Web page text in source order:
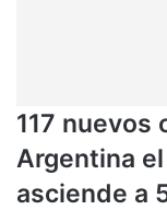
117 nuevos
Argentina
asciende a